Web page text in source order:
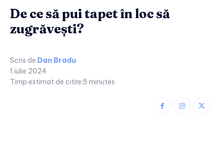
De ce să pui tapet în loc să
zugrăvești?
Scris de Dan Bradu
1 iulie 2024
Timp estimat de citire:5 minutes